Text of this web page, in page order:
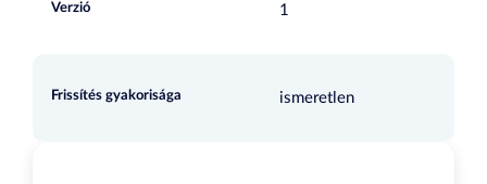
Verzió 1
Frissítés gyakorisága ismeretlen